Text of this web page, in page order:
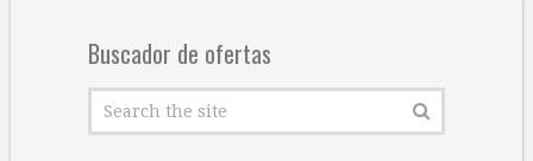
Buscador de ofertas